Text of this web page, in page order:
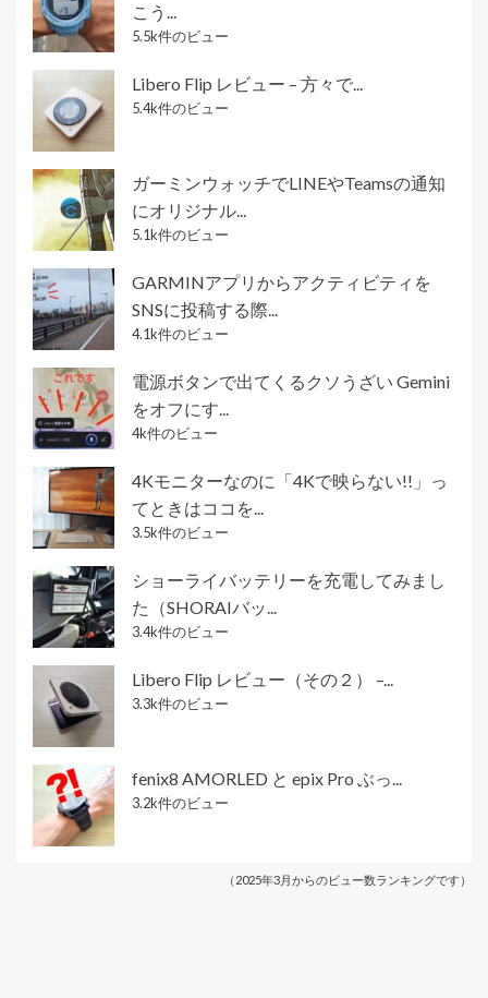
こう...
5.5k件のビュー
Libero Flip レビュー – 方々で...
5.4k件のビュー
ガーミンウォッチでLINEやTeamsの通知
にオリジナル...
5.1k件のビュー
GARMINアプリからアクティビティを
SNSに投稿する際...
4.1k件のビュー
電源ボタンで出てくるクソうざい Gemini
をオフにす...
4k件のビュー
4Kモニターなのに「4Kで映らない!!」っ
てときはココを...
3.5k件のビュー
ショーライバッテリーを充電してみまし
た（SHORAIバッ...
3.4k件のビュー
Libero Flip レビュー（その２） –...
3.3k件のビュー
fenix8 AMORLED と epix Pro ぶっ...
3.2k件のビュー
（2025年3月からのビュー数ランキングです）